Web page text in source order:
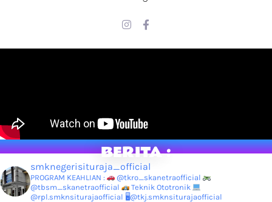
BERITA :
smknegerisituraja_official
PROGRAM KEAHLIAN :
@tkro_skanetraofficial
@tbsm_skanetraofficial
Teknik Ototronik
@rpl.smknsiturajaofficial 🖥@tkj.smknsiturajaofficial